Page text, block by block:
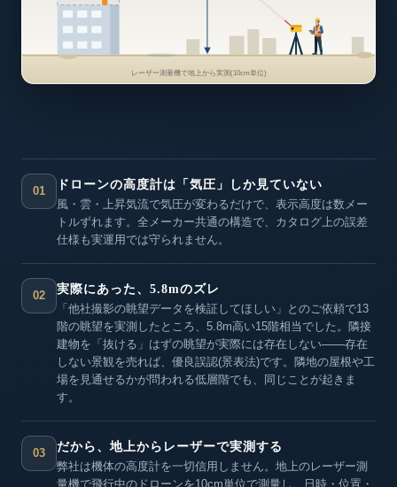
レーザー測量機で地上から実測(10cm単位)
01 ドローンの高度計は「気圧」しか見ていない
風・雲・上昇気流で気圧が変わるだけで、表示高度は数メー
トルずれます。全メーカー共通の構造で、カタログ上の誤差
仕様も実運用では守られません。
02 実際にあった、5.8mのズレ
「他社撮影の眺望データを検証してほしい」とのご依頼で13
階の眺望を実測したところ、5.8m高い15階相当でした。隣接
建物を「抜ける」はずの眺望が実際には存在しない——存在
しない景観を売れば、優良誤認(景表法)です。隣地の屋根や工
場を見通せるかが問われる低層階でも、同じことが起きま
す。
03 だから、地上からレーザーで実測する
弊社は機体の高度計を一切信用しません。地上のレーザー測
量機で飛行中のドローンを10cm単位で測量し、日時・位置・